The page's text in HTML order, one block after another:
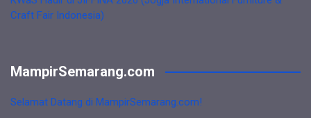
Craft Fair Indonesia)
MampirSemarang.com
Selamat Datang di MampirSemarang.com!